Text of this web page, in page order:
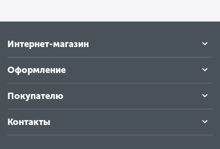
Интернет-магазин
Оформление
Покупателю
Контакты